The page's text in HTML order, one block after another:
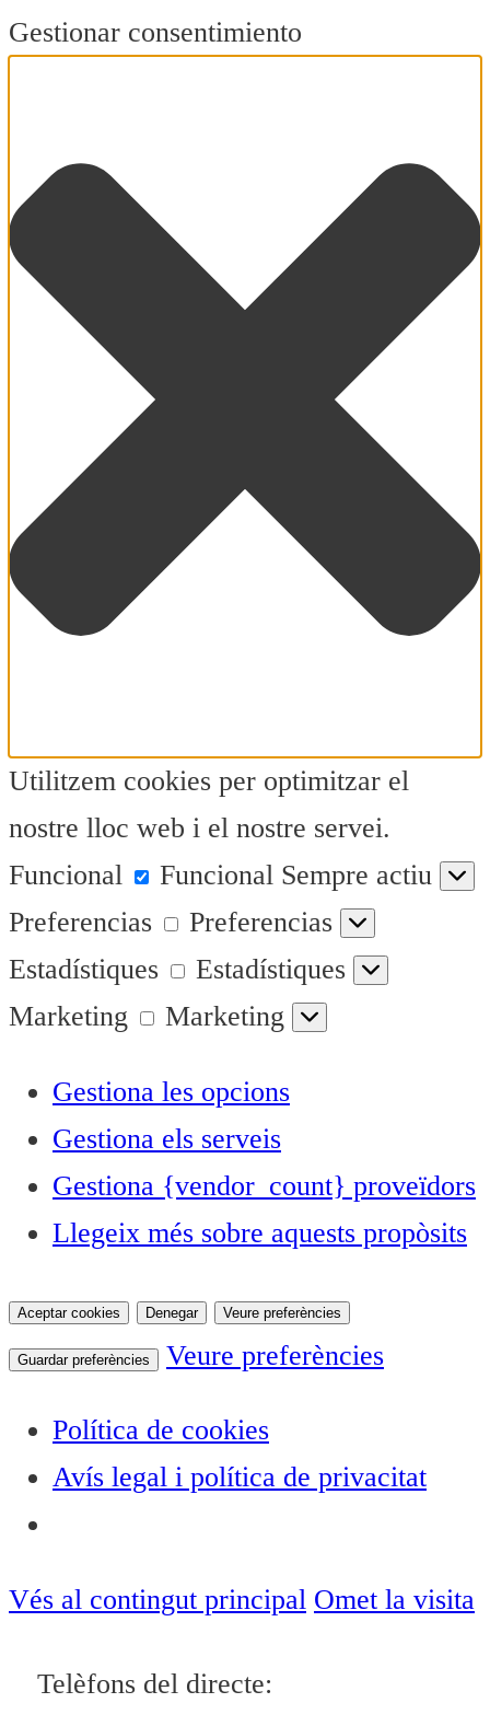
Gestionar consentimiento
Utilitzem cookies per optimitzar el
nostre lloc web i el nostre servei.
Funcional
Funcional Sempre actiu
Preferencias
Preferencias
Estadístiques
Estadístiques
Marketing
Marketing
Gestiona les opcions
Gestiona els serveis
Gestiona {vendor_count} proveïdors
Llegeix més sobre aquests propòsits
Aceptar cookies Denegar Veure preferències
Guardar preferències Veure preferències
Política de cookies
Avís legal i política de privacitat
Vés al contingut principal Omet la visita
Telèfons del directe:
ACTUALITAT
OCI